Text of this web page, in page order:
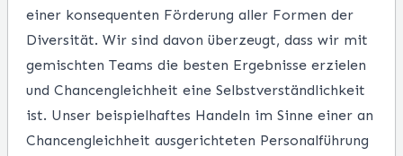
einer konsequenten Förderung aller Formen der
Diversität. Wir sind davon überzeugt, dass wir mit
gemischten Teams die besten Ergebnisse erzielen
und Chancengleichheit eine Selbstverständlichkeit
ist. Unser beispielhaftes Handeln im Sinne einer an
Chancengleichheit ausgerichteten Personalführung